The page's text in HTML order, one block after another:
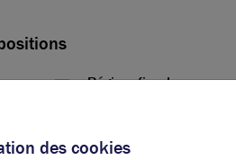
Régime fiscal
Honoraires vente
des cookies